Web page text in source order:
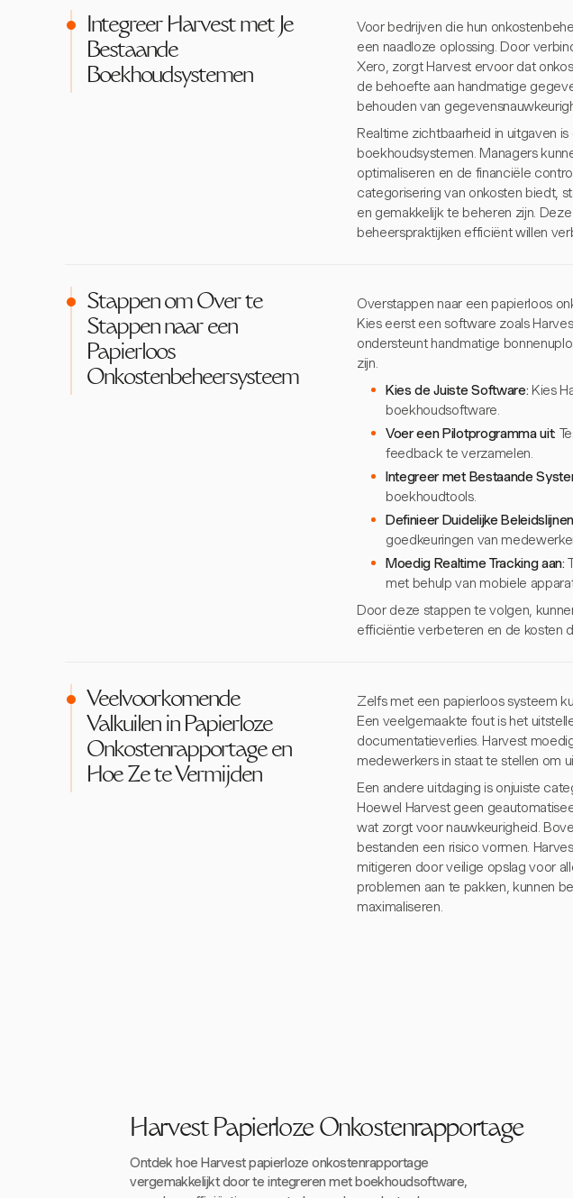
Integreer Harvest met Je
Bestaande
Boekhoudsystemen
Voor bedrijven die hun
een naadloze oplossing. Door
Xero, zorgt Harvest ervoor dat
de behoefte aan handmatige
behouden van
Realtime zichtbaarheid in uitgaven
boekhoudsystemen. Managers
optimaliseren en de financiële
categorisering van onkosten biedt,
en gemakkelijk te beheren zijn.
beheerspraktijken efficiënt willen
Stappen om Over te
Stappen naar een
Papierloos
Onkostenbeheersysteem
Overstappen naar een papierloos
Kies eerst een software zoals
ondersteunt handmatige
zijn.
Kies de Juiste Software: Kies
boekhoudsoftware.
Voer een Pilotprogramma uit:
feedback te verzamelen.
Integreer met Bestaande
boekhoudtools.
Definieer Duidelijke
goedkeuringen van
Moedig Realtime Tracking aan:
met behulp van mobiele
Door deze stappen te volgen,
efficiëntie verbeteren en de kosten
Veelvoorkomende
Valkuilen in Papierloze
Onkostenrapportage en
Hoe Ze te Vermijden
Zelfs met een papierloos systeem
Een veelgemaakte fout is het
documentatieverlies. Harvest
medewerkers in staat te stellen om
Een andere uitdaging is onjuiste
Hoewel Harvest geen
wat zorgt voor nauwkeurigheid.
bestanden een risico vormen.
mitigeren door veilige opslag voor
problemen aan te pakken, kunnen
maximaliseren.
Harvest Papierloze Onkostenrapportage
Ontdek hoe Harvest papierloze onkostenrapportage
vergemakkelijkt door te integreren met boekhoudsoftware,